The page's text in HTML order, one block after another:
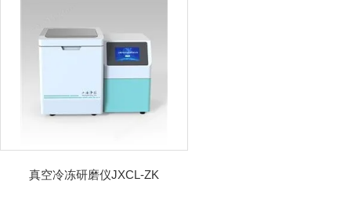
真空冷冻研磨仪JXCL-ZK